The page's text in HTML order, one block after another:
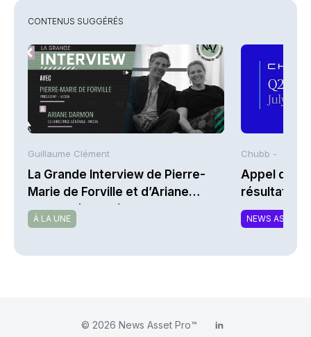
CONTENUS SUGGÉRÉS
Guillaume Clément
La Grande Interview de Pierre-
Marie de Forville et d’Ariane
Darmon (Ivesta)
À LA UNE
Chubb -
Appel de
résultats
2026 de
NEWS
© 2026 News Asset Pro™ LinkedIn